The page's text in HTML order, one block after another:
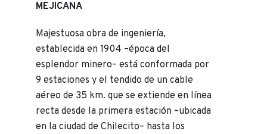
MEJICANA
Majestuosa obra de ingeniería,
establecida en 1904 –época del
esplendor minero– está conformada por
9 estaciones y el tendido de un cable
aéreo de 35 km. que se extiende en línea
recta desde la primera estación –ubicada
en la ciudad de Chilecito– hasta los